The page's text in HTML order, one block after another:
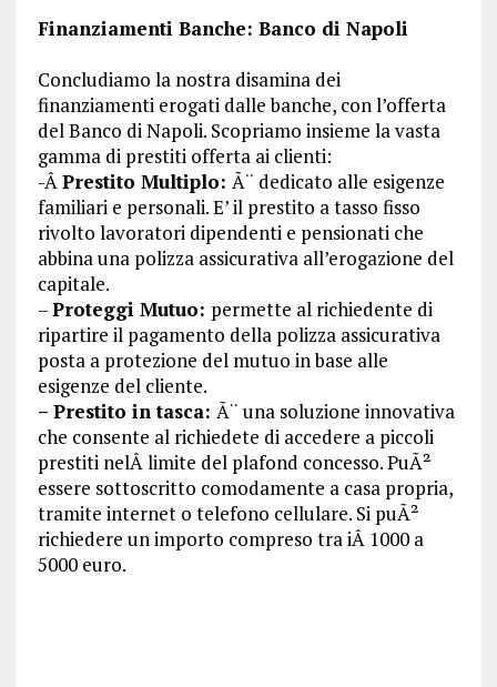
Finanziamenti Banche: Banco di Napoli
Concludiamo la nostra disamina dei
finanziamenti erogati dalle banche, con l’offerta
del Banco di Napoli. Scopriamo insieme la vasta
gamma di prestiti offerta ai clienti:
-ÂPrestito Multiplo: Ã¨ dedicato alle esigenze
familiari e personali. E’ il prestito a tasso fisso
rivolto lavoratori dipendenti e pensionati che
abbina una polizza assicurativa all’erogazione del
capitale.
–Proteggi Mutuo: permette al richiedente di
ripartire il pagamento della polizza assicurativa
posta a protezione del mutuo in base alle
esigenze del cliente.
– Prestito in tasca: Ã¨ una soluzione innovativa
che consente al richiedete di accedere a piccoli
prestiti nelÂ limite del plafond concesso. PuÃ²
essere sottoscritto comodamente a casa propria,
tramite internet o telefono cellulare. Si puÃ²
richiedere un importo compreso tra iÂ 1000 a
5000 euro.